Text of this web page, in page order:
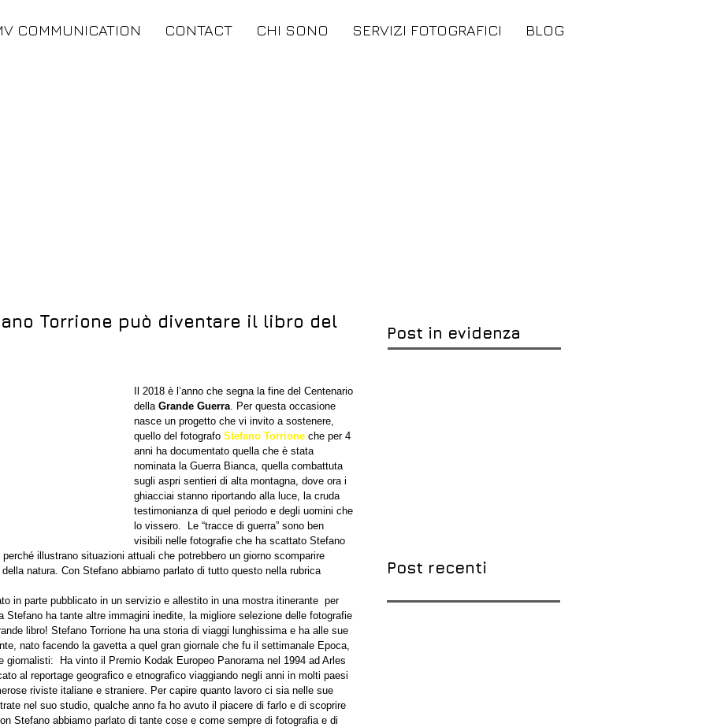
COMMUNICATION CONTACT CHI SONO SERVIZI FOTOGRAFICI BLOG
Torrione può diventare il libro del
Il 2018 è l’anno che segna la fine del Centenario
della Grande Guerra. Per questa occasione
nasce un progetto che vi invito a sostenere,
quello del fotografo Stefano Torrione che per 4
anni ha documentato quella che è stata
nominata la Guerra Bianca, quella combattuta
sugli aspri sentieri di alta montagna, dove ora i
ghiacciai stanno riportando alla luce, la cruda
testimonianza di quel periodo e degli uomini che
lo vissero.  Le “tracce di guerra” sono ben
visibili nelle fotografie che ha scattato Stefano
illustrano situazioni attuali che potrebbero un giorno scomparire
natura. Con Stefano abbiamo parlato di tutto questo nella rubrica
in parte pubblicato in un servizio e allestito in una mostra itinerante  per
Stefano ha tante altre immagini inedite, la migliore selezione delle fotografie
libro! Stefano Torrione ha una storia di viaggi lunghissima e ha alle sue
nato facendo la gavetta a quel gran giornale che fu il settimanale Epoca,
Ha vinto il Premio Kodak Europeo Panorama nel 1994 ad Arles
al reportage geografico e etnografico viaggiando negli anni in molti paesi
riviste italiane e straniere. Per capire quanto lavoro ci sia nelle sue
nel suo studio, qualche anno fa ho avuto il piacere di farlo e di scoprire
Stefano abbiamo parlato di tante cose e come sempre di fotografia e di
Post in evidenza
Post recenti